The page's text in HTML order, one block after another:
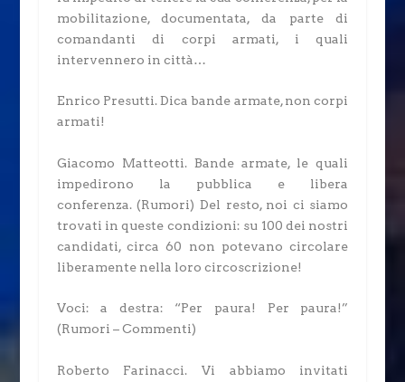
mobilitazione, documentata, da parte di
comandanti di corpi armati, i quali
intervennero in città…
Enrico Presutti.Dica bande armate, non corpi
armati!
Giacomo Matteotti.Bande armate, le quali
impedirono la pubblica e libera
conferenza.(Rumori) Del resto, noi ci siamo
trovati in queste condizioni: su 100 dei nostri
candidati, circa 60 non potevano circolare
liberamente nella loro circoscrizione!
Voci: a destra: “Per paura! Per paura!”
(Rumori – Commenti)
Roberto Farinacci. Vi abbiamo invitati